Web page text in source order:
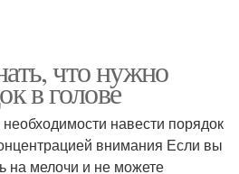
что нужно
в голове
навести порядок
внимания Если вы
на мелочи и не можете